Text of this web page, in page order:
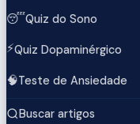
😴Quiz do Sono
⚡Quiz Dopaminérgico
🧠Teste de Ansiedade
Buscar artigos